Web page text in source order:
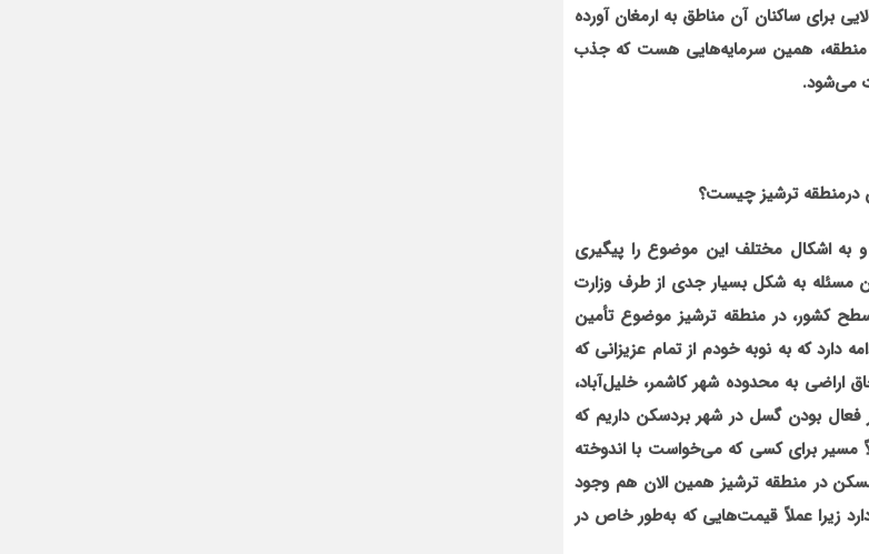
برای ساکنان آن مناطق به ارمغان آورده
منطقه، همین سرمایه‌هایی هست که جذب
می‌شود.
ترشیز چیست؟
به اشکال مختلف این موضوع را پیگیری
مسئله به شکل بسیار جدی از طرف وزارت
کشور، در منطقه ترشیز موضوع تأمین
که به نوبه خودم از تمام عزیزانی که
اراضی به محدوده شهر کاشمر، خلیل‌آباد،
فعال بودن گسل در شهر بردسکن داریم که
مسیر برای کسی که می‌خواست با اندوخته
در منطقه ترشیز همین الان هم وجود
زیرا عملاً قیمت‌هایی که به‌طور خاص در